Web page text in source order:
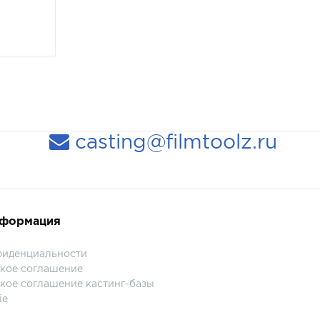
casting@filmtoolz.ru
соглашение
соглашение кастинг-базы